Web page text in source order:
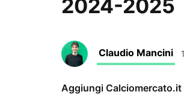
2024-2025
Claudio Mancini
Aggiungi